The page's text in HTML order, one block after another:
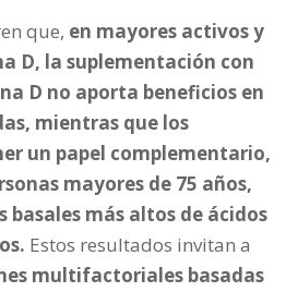
que, en mayores activos y
D, la suplementación con
D no aporta beneficios en
mientras que los
un papel complementario,
mayores de 75 años,
basales más altos de ácidos
Estos resultados invitan a
multifactoriales basadas